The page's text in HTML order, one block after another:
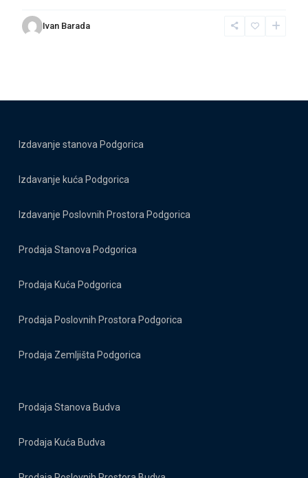
Ivan Barada
Izdavanje stanova Podgorica
Izdavanje kuća Podgorica
Izdavanje Poslovnih Prostora Podgorica
Prodaja Stanova Podgorica
Prodaja Kuća Podgorica
Prodaja Poslovnih Prostora Podgorica
Prodaja Zemljišta Podgorica
Prodaja Stanova Budva
Prodaja Kuća Budva